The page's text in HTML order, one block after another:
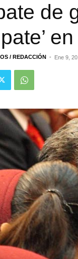
de
/ REDACCIÓN - Ene 9,